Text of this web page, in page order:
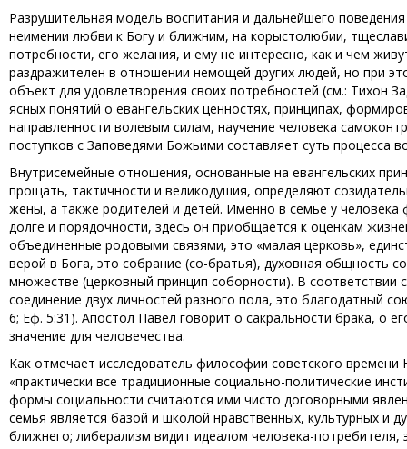
Разрушительная модель воспитания и дальнейшего
неимении любви к Богу и ближним, на корыстолюбии,
потребности, его желания, и ему не интересно, как и чем
раздражителен в отношении немощей других людей, но при
объект для удовлетворения своих потребностей (см.: Тихон
ясных понятий о евангельских ценностях, принципах,
направленности волевым силам, научение человека
поступков с Заповедями Божьими составляет суть процесса
Внутрисемейные отношения, основанные на евангельских
прощать, тактичности и великодушия, определяют
жены, а также родителей и детей. Именно в семье у
долге и порядочности, здесь он приобщается к оценкам
объединенные родовыми связями, это «малая церковь»,
верой в Бога, это собрание (со-братья), духовная общность
множестве (церковный принцип соборности). В соответствии
соединение двух личностей разного пола, это благодатный
6; Еф. 5:31). Апостол Павел говорит о сакральности брака, о
значение для человечества.
Как отмечает исследователь философии советского
«практически все традиционные социально-политические
формы социальности считаются ими чисто договорными
семья является базой и школой нравственных, культурных и
ближнего; либерализм видит идеалом человека-потребителя,